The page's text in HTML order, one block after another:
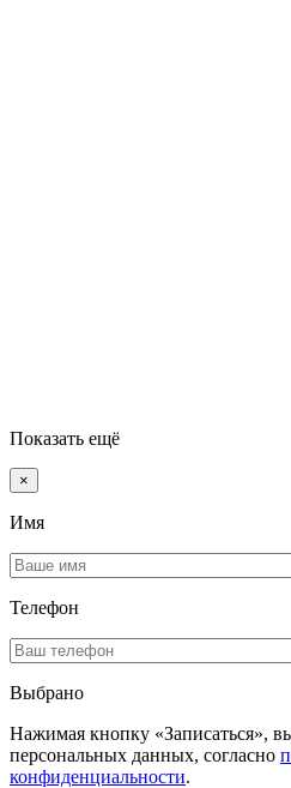
Показать ещё
×
Имя
Телефон
Выбрано
Нажимая кнопку «Записаться»,
персональных данных, согласно
конфиденциальности.